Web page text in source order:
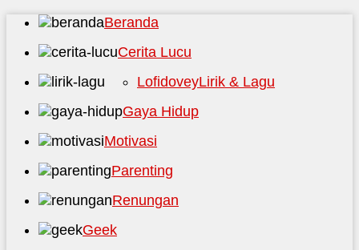
Beranda
Cerita Lucu
Lirik & Lagu
Lofidovey
Gaya Hidup
Motivasi
Parenting
Renungan
Geek